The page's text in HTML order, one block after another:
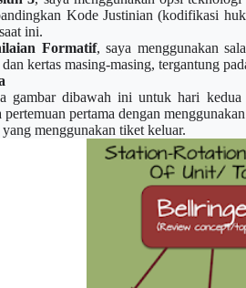
Kode Justinian (kodifikasi
ini.
Formatif, saya menggunakan
kertas masing-masing, tergantung
gambar dibawah ini untuk hari
pertemuan pertama dengan
menggunakan tiket keluar.